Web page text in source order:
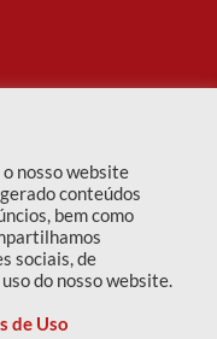
nosso website
conteúdos
bem como
sociais, de
do nosso website.
de Uso